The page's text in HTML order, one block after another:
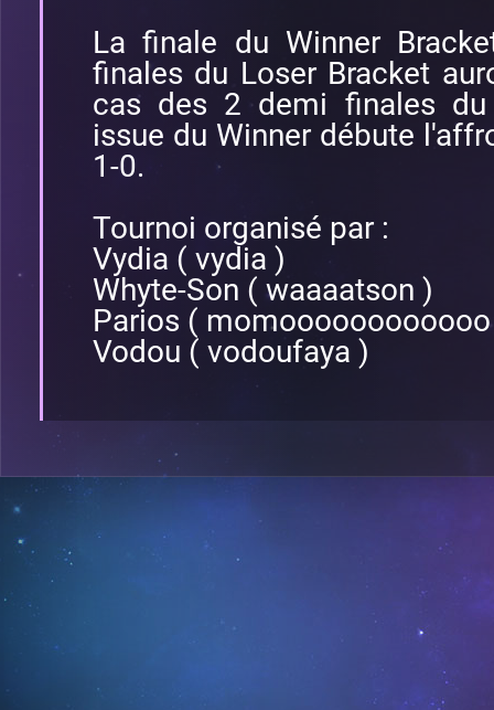
La finale du Winner
finales du Loser Bracket
cas des 2 demi finales du
issue du Winner débute
1-0.
Tournoi organisé par :
Vydia ( vydia )
Whyte-Son ( waaaatson )
Parios (
Vodou ( vodoufaya )